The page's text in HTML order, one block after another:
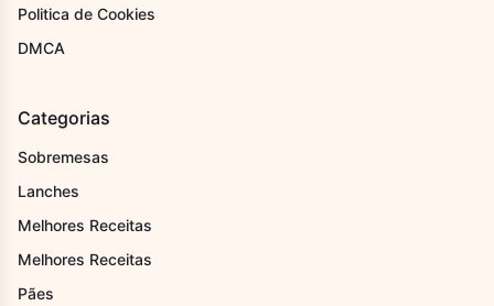
Politica de Cookies
DMCA
Categorias
Sobremesas
Lanches
Melhores Receitas
Melhores Receitas
Pães